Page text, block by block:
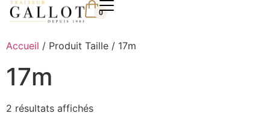
0
Accueil / Produit Taille / 17m
17m
2 résultats affichés